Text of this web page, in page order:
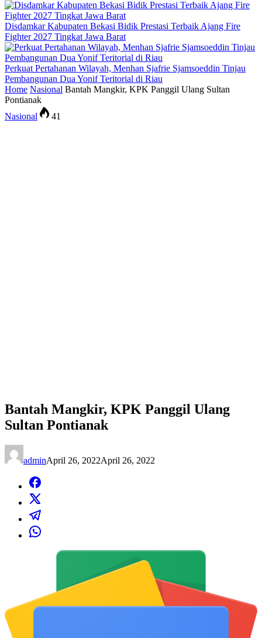
Disdamkar Kabupaten Bekasi Bidik Prestasi Terbaik Ajang Fire
Fighter 2027 Tingkat Jawa Barat
Perkuat Pertahanan Wilayah, Menhan Sjafrie Sjamsoeddin Tinjau
Pembangunan Dua Yonif Teritorial di Riau
Home Nasional Bantah Mangkir, KPK Panggil Ulang Sultan
Pontianak
Nasional
41
Bantah Mangkir, KPK Panggil Ulang
Sultan Pontianak
adminApril 26, 2022April 26, 2022